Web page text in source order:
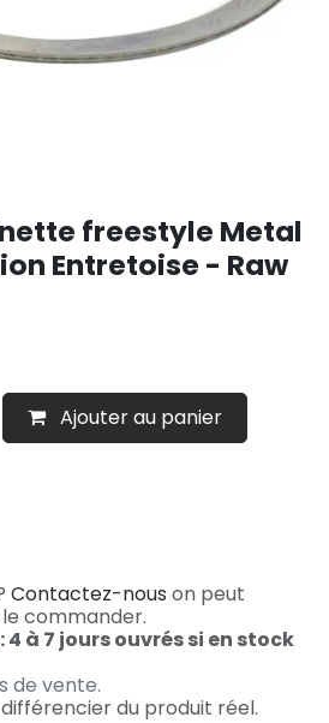
freestyle Metal
Entretoise - Raw
Ajouter au panier
Contactez-nous on peut
commander.
à 7 jours ouvrés si en stock
de vente.
du produit réel.